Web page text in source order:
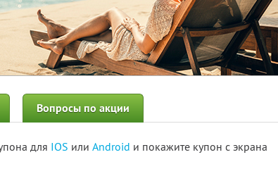
Вопросы по акции
для IOS или Android и покажите купон с экрана